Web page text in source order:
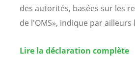
des autorités, basées sur les
de l'OMS», indique par
Lire la déclaration complète